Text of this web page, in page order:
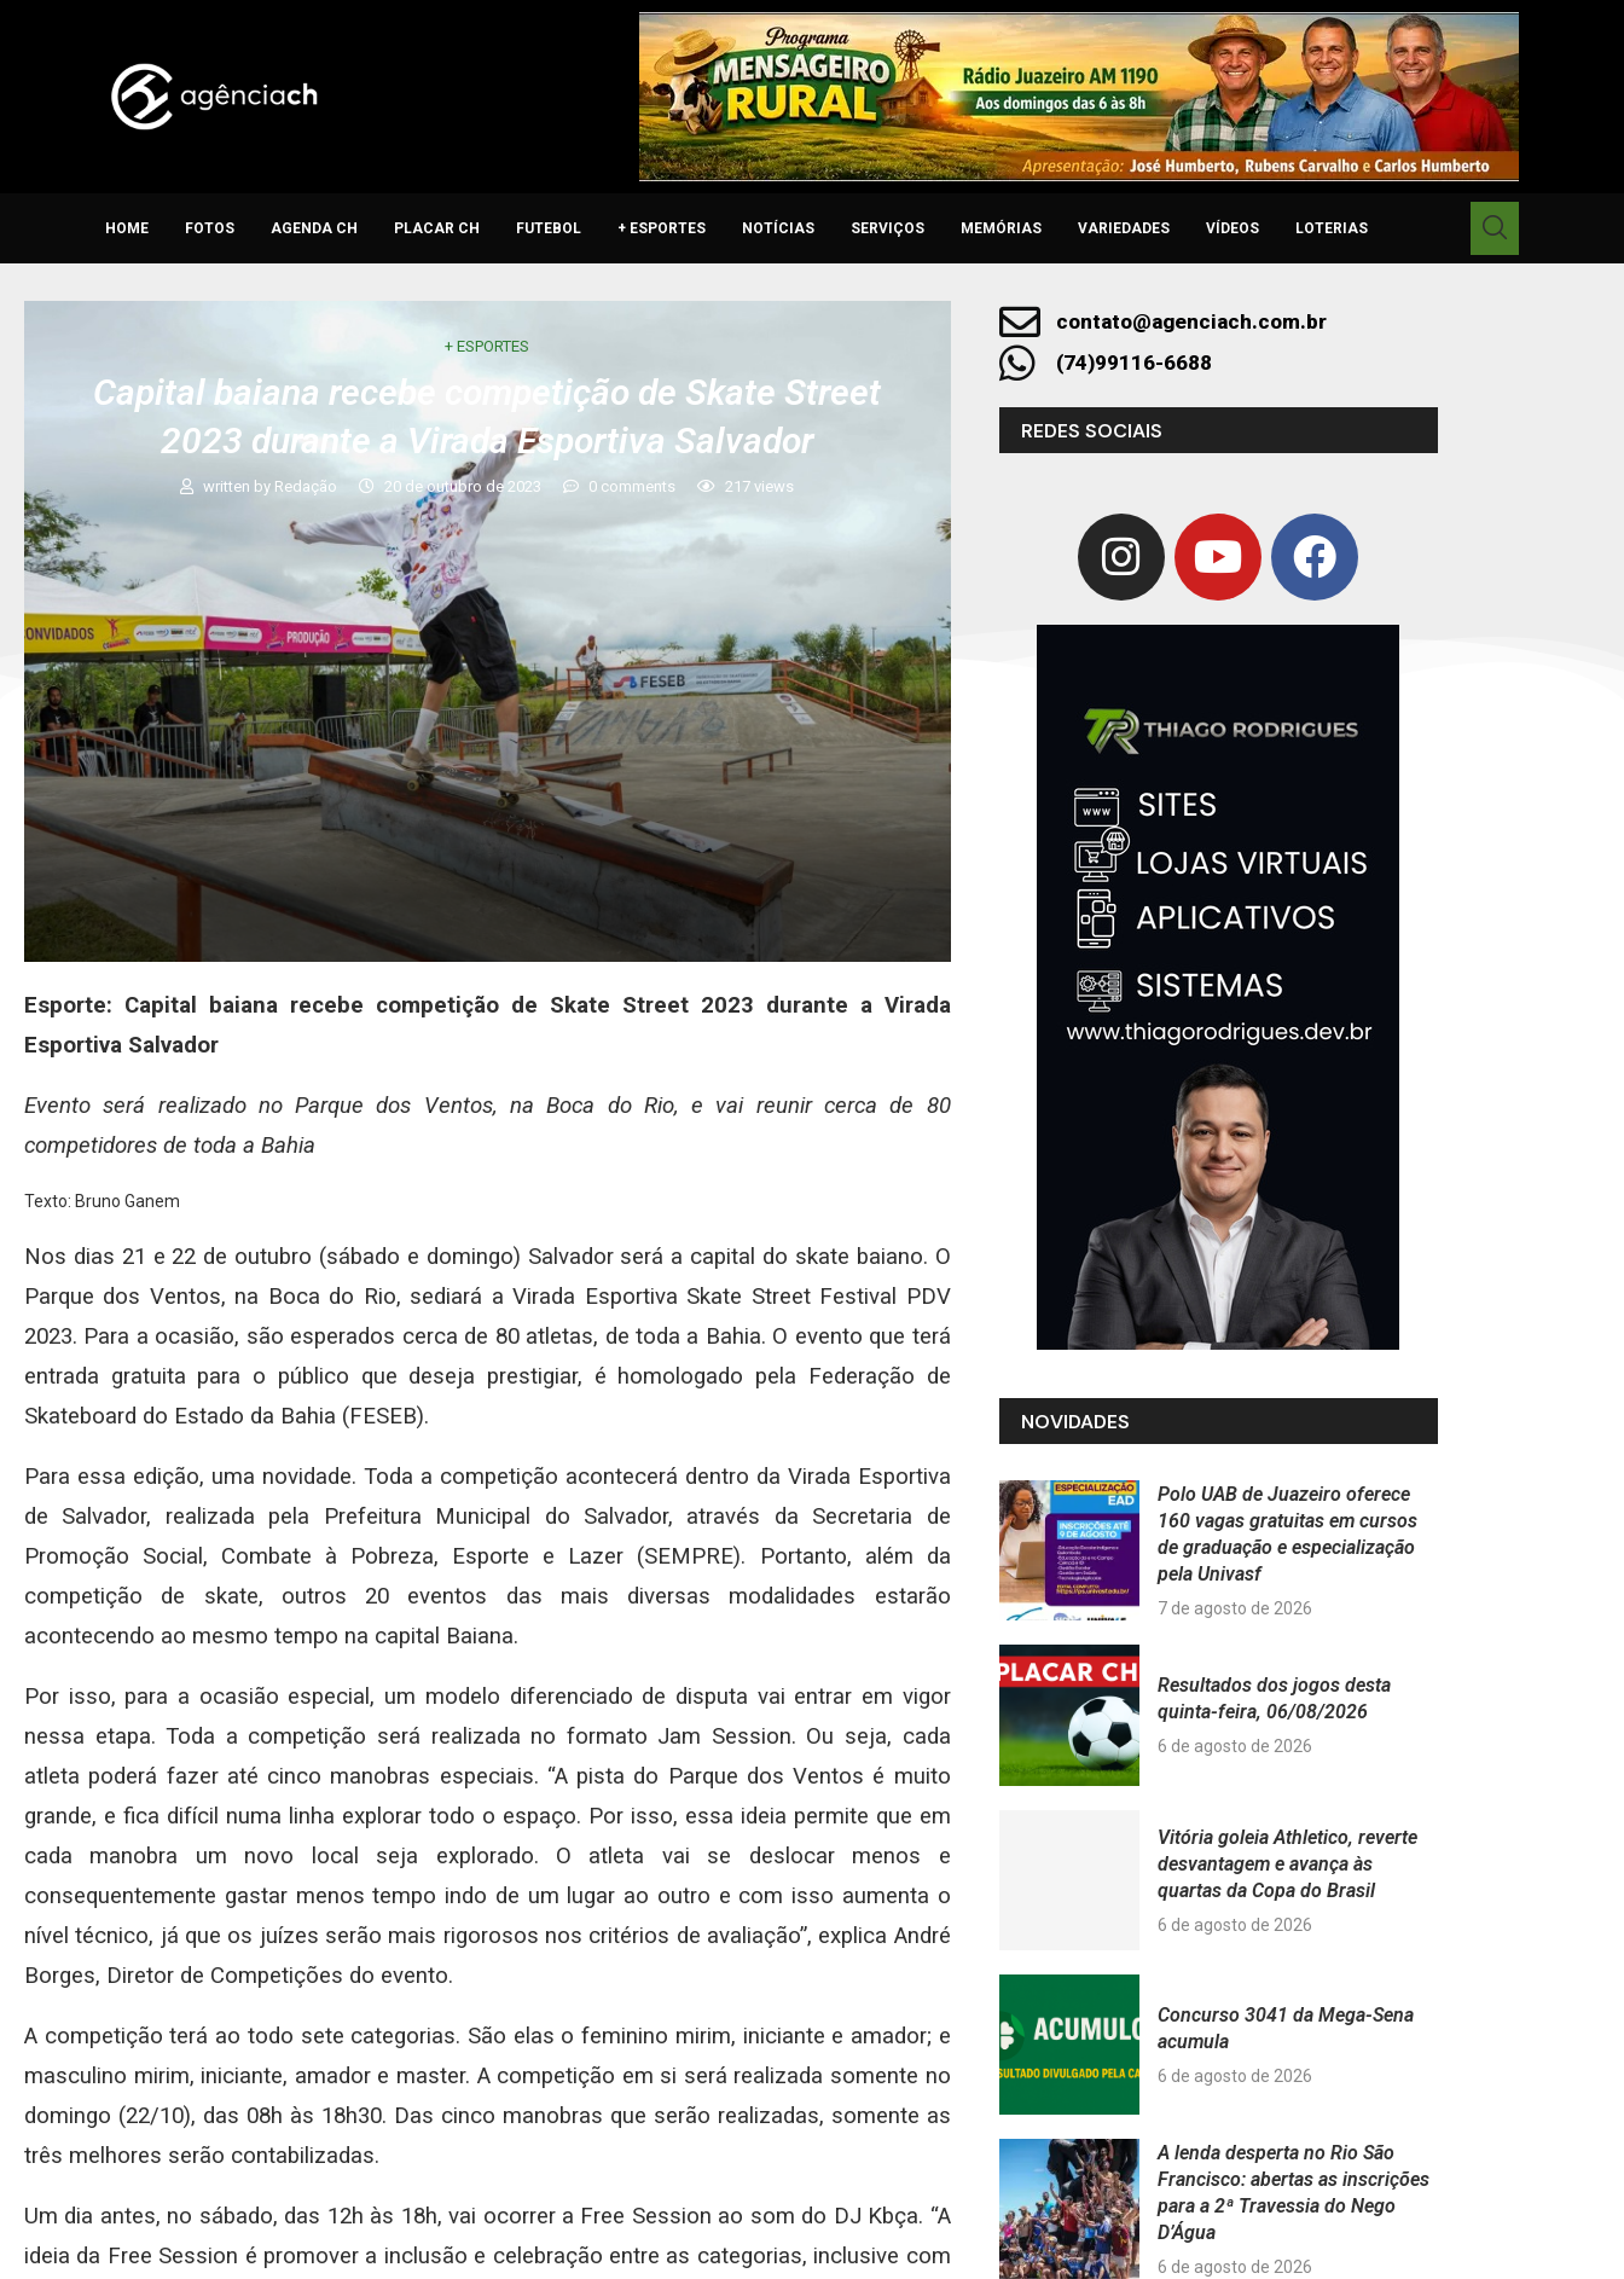
HOME FOTOS AGENDA CH PLACAR CH FUTEBOL + ESPORTES NOTÍCIAS SERVIÇOS MEMÓRIAS VARIEDADES VÍDEOS LOTERIAS
+ ESPORTES
Capital baiana recebe competição de Skate Street
2023 durante a Virada Esportiva Salvador
written by Redação 20 de outubro de 2023 0 comments 217 views
Esporte: Capital baiana recebe competição de Skate Street 2023 durante a Virada
Esportiva Salvador
Evento será realizado no Parque dos Ventos, na Boca do Rio, e vai reunir cerca de 80
competidores de toda a Bahia
Texto: Bruno Ganem
Nos dias 21 e 22 de outubro (sábado e domingo) Salvador será a capital do skate baiano. O
Parque dos Ventos, na Boca do Rio, sediará a Virada Esportiva Skate Street Festival PDV
2023. Para a ocasião, são esperados cerca de 80 atletas, de toda a Bahia. O evento que terá
entrada gratuita para o público que deseja prestigiar, é homologado pela Federação de
Skateboard do Estado da Bahia (FESEB).
Para essa edição, uma novidade. Toda a competição acontecerá dentro da Virada Esportiva
de Salvador, realizada pela Prefeitura Municipal do Salvador, através da Secretaria de
Promoção Social, Combate à Pobreza, Esporte e Lazer (SEMPRE). Portanto, além da
competição de skate, outros 20 eventos das mais diversas modalidades estarão
acontecendo ao mesmo tempo na capital Baiana.
Por isso, para a ocasião especial, um modelo diferenciado de disputa vai entrar em vigor
nessa etapa. Toda a competição será realizada no formato Jam Session. Ou seja, cada
atleta poderá fazer até cinco manobras especiais. “A pista do Parque dos Ventos é muito
grande, e fica difícil numa linha explorar todo o espaço. Por isso, essa ideia permite que em
cada manobra um novo local seja explorado. O atleta vai se deslocar menos e
consequentemente gastar menos tempo indo de um lugar ao outro e com isso aumenta o
nível técnico, já que os juízes serão mais rigorosos nos critérios de avaliação”, explica André
Borges, Diretor de Competições do evento.
A competição terá ao todo sete categorias. São elas o feminino mirim, iniciante e amador; e
masculino mirim, iniciante, amador e master. A competição em si será realizada somente no
domingo (22/10), das 08h às 18h30. Das cinco manobras que serão realizadas, somente as
três melhores serão contabilizadas.
Um dia antes, no sábado, das 12h às 18h, vai ocorrer a Free Session ao som do DJ Kbça. “A
ideia da Free Session é promover a inclusão e celebração entre as categorias, inclusive com
contato@agenciach.com.br
(74)99116-6688
REDES SOCIAIS
NOVIDADES
Polo UAB de Juazeiro oferece
160 vagas gratuitas em cursos
de graduação e especialização
pela Univasf
7 de agosto de 2026
Resultados dos jogos desta
quinta-feira, 06/08/2026
6 de agosto de 2026
Vitória goleia Athletico, reverte
desvantagem e avança às
quartas da Copa do Brasil
6 de agosto de 2026
Concurso 3041 da Mega-Sena
acumula
6 de agosto de 2026
A lenda desperta no Rio São
Francisco: abertas as inscrições
para a 2ª Travessia do Nego
D’Água
6 de agosto de 2026